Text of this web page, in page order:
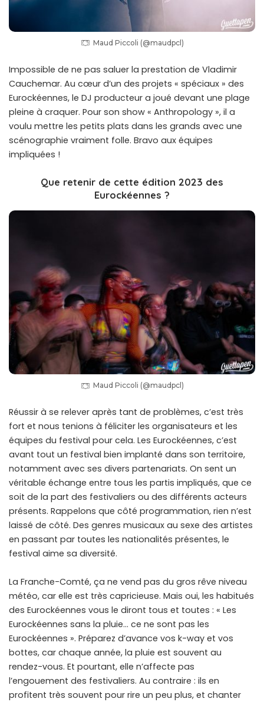
Maud Piccoli (@maudpcl)
Impossible de ne pas saluer la prestation de Vladimir
Cauchemar. Au cœur d’un des projets « spéciaux » des
Eurockéennes, le DJ producteur a joué devant une plage
pleine à craquer. Pour son show « Anthropology », il a
voulu mettre les petits plats dans les grands avec une
scénographie vraiment folle. Bravo aux équipes
impliquées !
Que retenir de cette édition 2023 des
Eurockéennes ?
Maud Piccoli (@maudpcl)
Réussir à se relever après tant de problèmes, c’est très
fort et nous tenions à féliciter les organisateurs et les
équipes du festival pour cela. Les Eurockéennes, c’est
avant tout un festival bien implanté dans son territoire,
notamment avec ses divers partenariats. On sent un
véritable échange entre tous les partis impliqués, que ce
soit de la part des festivaliers ou des différents acteurs
présents. Rappelons que côté programmation, rien n’est
laissé de côté. Des genres musicaux au sexe des artistes
en passant par toutes les nationalités présentes, le
festival aime sa diversité.
La Franche-Comté, ça ne vend pas du gros rêve niveau
météo, car elle est très capricieuse. Mais oui, les habitués
des Eurockéennes vous le diront tous et toutes : « Les
Eurockéennes sans la pluie… ce ne sont pas les
Eurockéennes ». Préparez d’avance vos k-way et vos
bottes, car chaque année, la pluie est souvent au
rendez-vous. Et pourtant, elle n’affecte pas
l’engouement des festivaliers. Au contraire : ils en
profitent très souvent pour rire un peu plus, et chanter